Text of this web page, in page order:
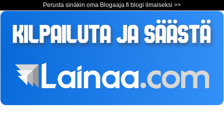
Perusta sinäkin oma Blogaaja.fi blogi ilmaiseksi >>